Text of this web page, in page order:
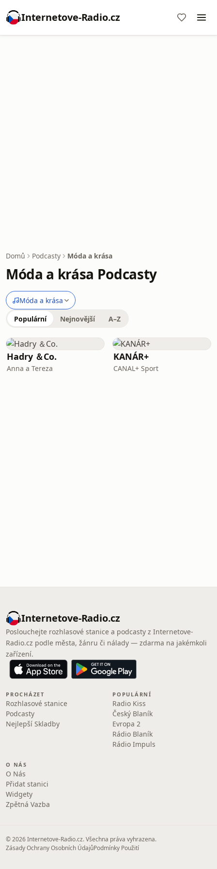
Internetove-Radio.cz
Domů Podcasty Móda a krása
Móda a krása Podcasty
Móda a krása
Populární Nejnovější A–Z
Hadry ＆Co.
Anna a Tereza
KANÁR+
CANAL+ Sport
Internetove-Radio.cz
Poslouchejte rozhlasové stanice a podcasty z Internetove-
Radio.cz podle města, žánru či nálady — zdarma na jakémkoli
zařízení.
PROCHÁZET
Rozhlasové stanice
Podcasty
Nejlepší Skladby
POPULÁRNÍ
Radio Kiss
Český Blaník
Evropa 2
Rádio Blaník
Rádio Impuls
O NÁS
O Nás
Přidat stanici
Widgety
Zpětná Vazba
© 2026 Internetove-Radio.cz. Všechna práva vyhrazena.
Zásady Ochrany Osobních ÚdajůPodmínky Použití